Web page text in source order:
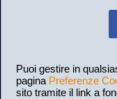
Puoi gestire in
pagina Preferenze
sito tramite il link a